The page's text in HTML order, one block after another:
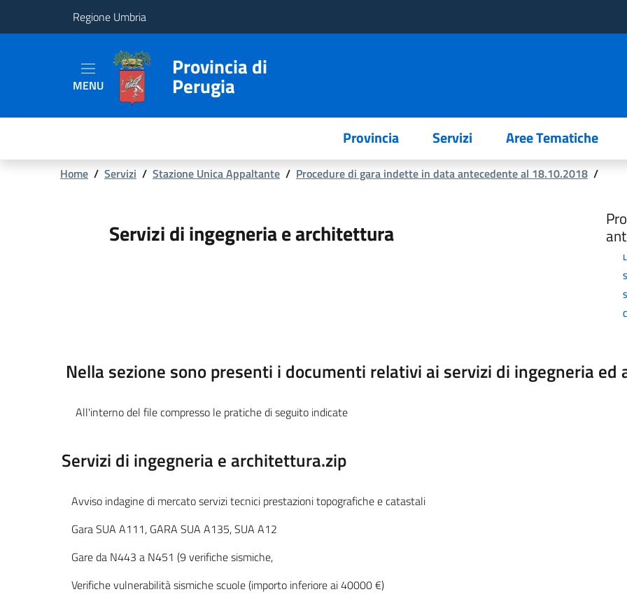
Regione Umbria
Tematiche
MENU
Provincia di
Perugia
Provincia Servizi Aree Tematiche
Briciole
pane
Home / Servizi / Stazione Unica Appaltante / Procedure di gara indette in data antecedente al 18.10.2018 /
Servizi di ingegneria e architettura
Nella sezione sono presenti i documenti relativi ai servizi di ingegneria
All'interno del file compresso le pratiche di seguito indicate
Servizi di ingegneria e architettura.zip
Avviso indagine di mercato servizi tecnici prestazioni topografiche e catastali
Gara SUA A111, GARA SUA A135, SUA A12
Gare da N443 a N451 (9 verifiche sismiche,
Verifiche vulnerabilità sismiche scuole (importo inferiore ai 40000 €)